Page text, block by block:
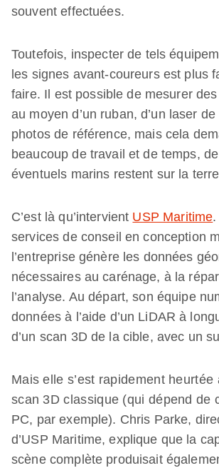
souvent effectuées.
Toutefois, inspecter de tels
les signes avant-coureurs est plus
faire. Il est possible de mesurer
au moyen d’un ruban, d’un laser
photos de référence, mais cela
beaucoup de travail et de temps,
éventuels marins restent sur la
C’est là qu’intervient USP Maritime
services de conseil en conception
l’entreprise génère les données
nécessaires au carénage, à la
l’analyse. Au départ, son équipe
données à l’aide d’un LiDAR à
d’un scan 3D de la cible, avec un
Mais elle s’est rapidement heurtée
scan 3D classique (qui dépend de
PC, par exemple). Chris Parke,
d’USP Maritime, explique que la
scène complète produisait